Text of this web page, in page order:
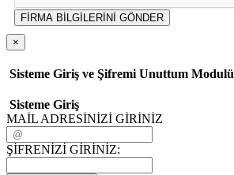
FİRMA BİLGİLERİNİ GÖNDER
×
Sisteme Giriş ve Şifremi Unuttum Modulü
Sisteme Giriş
MAİL ADRESİNİZİ GİRİNİZ
ŞİFRENİZİ GİRİNİZ: